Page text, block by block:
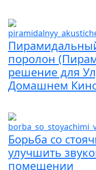
поролон
решение для
Домашнем
Борьба со
улучшить
помещении